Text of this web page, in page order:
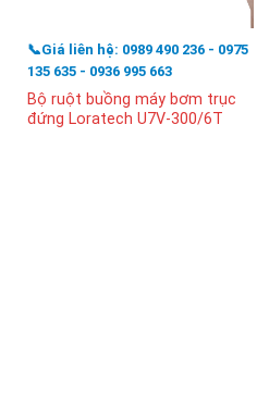
📞Giá liên hệ: 0989 490 236 - 0975
135 635 - 0936 995 663
Bộ ruột buồng máy bơm trục
đứng Loratech U7V-300/6T